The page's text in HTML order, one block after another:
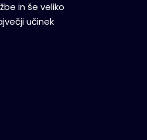
in še veliko
učinek